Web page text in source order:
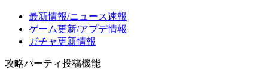
最新情報/ニュース速報
ゲーム更新/アプデ情報
ガチャ更新情報
攻略パーティ投稿機能